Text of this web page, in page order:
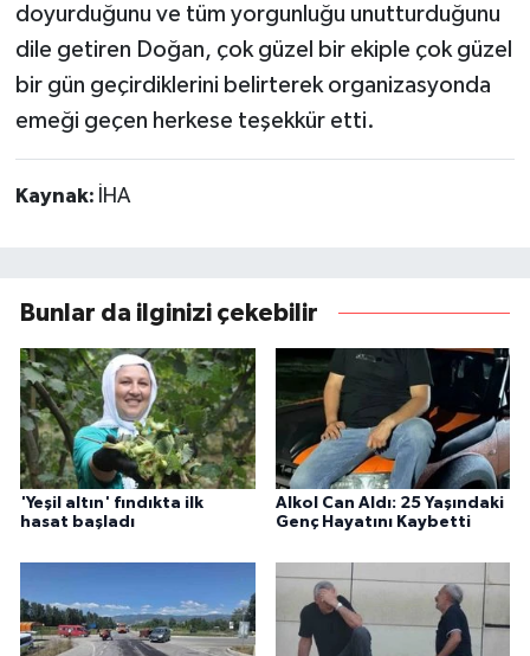
doyurduğunu ve tüm yorgunluğu unutturduğunu
dile getiren Doğan, çok güzel bir ekiple çok güzel
bir gün geçirdiklerini belirterek organizasyonda
emeği geçen herkese teşekkür etti.
Kaynak: İHA
Bunlar da ilginizi çekebilir
'Yeşil altın' fındıkta ilk
hasat başladı
Alkol Can Aldı: 25 Yaşındaki
Genç Hayatını Kaybetti